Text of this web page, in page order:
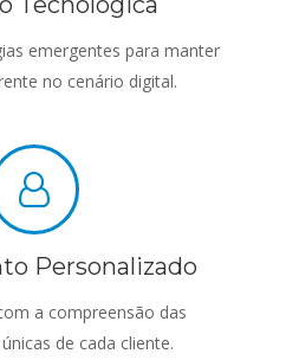
emergentes para manter
no cenário digital.
Personalizado
a compreensão das
de cada cliente.